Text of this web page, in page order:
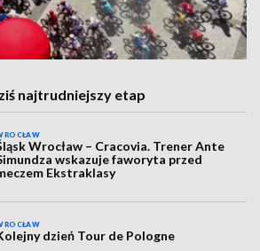
najtrudniejszy etap
Wrocław – Cracovia. Trener Ante
wskazuje faworyta przed
Ekstraklasy
dzień Tour de Pologne